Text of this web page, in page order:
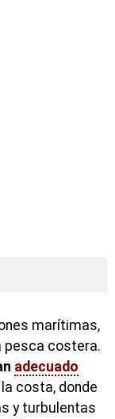
marítimas,
pesca costera.
adecuado
costa, donde
y turbulentas